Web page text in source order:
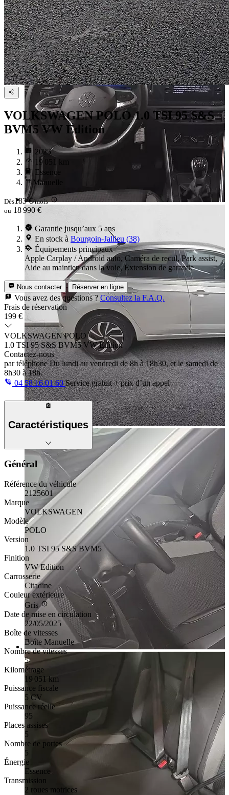
VOLKSWAGEN POLO1.0 TSI 95 S&S
BVM5 VW Edition
2025
19 051 km
Essence
Manuelle
Dès183 €/mois
ou 18 990 €
Garantie jusqu’aux 5 ans
En stock à Bourgoin-Jallieu (38)
Équipements principaux
Apple Carplay / Android auto, Caméra de recul, Park assist,
Aide au maintien dans la voie, Extension de garantie
Nous contacter Réserver en ligne
Vous avez des questions ? Consultez la F.A.Q.
Frais de réservation
199 €
VOLKSWAGEN POLO
1.0 TSI 95 S&S BVM5 VW Edition
Contactez-nous
par téléphone Du lundi au vendredi de 8h à 18h30, et le samedi de
8h30 à 18h.
04 58 16 01 60Service gratuit + prix d’un appel
Caractéristiques
Général
Référence du véhicule
2125601
Marque
VOLKSWAGEN
Modèle
POLO
Version
1.0 TSI 95 S&S BVM5
Finition
VW Edition
Carrosserie
Citadine
Couleur extérieure
Gris
Date de mise en circulation
22/05/2025
Boîte de vitesses
Boîte Manuelle
Nombre de vitesses
5
Kilométrage
19 051 km
Puissance fiscale
5 CV
Puissance réelle
95
Places assises
5
Nombre de portes
5
Énergie
Essence
Transmission
2 roues motrices